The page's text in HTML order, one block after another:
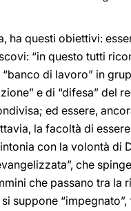
ha questi obiettivi:
“in questo tutti
di lavoro” in
e di “difesa” del
ed essere,
la facoltà di
con la volontà di
che
che passano tra
suppone